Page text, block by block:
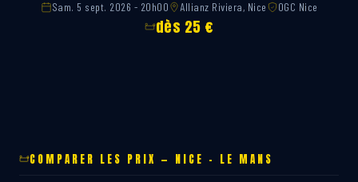
Sam. 5 sept. 2026 - 20h00 Allianz Riviera, Nice OGC Nice
dès 25 €
COMPARER LES PRIX — NICE – LE MANS